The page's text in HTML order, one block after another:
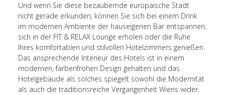
Und wenn Sie diese bezaubernde europäische Stadt
nicht gerade erkunden, können Sie sich bei einem Drink
im modernen Ambiente der hauseigenen Bar entspannen,
sich in der FIT & RELAX Lounge erholen oder die Ruhe
Ihres komfortablen und stilvollen Hotelzimmers genießen.
Das ansprechende Interieur des Hotels ist in einem
modernen, farbenfrohen Design gehalten und das
Hotelgebäude als solches spiegelt sowohl die Modernität
als auch die traditionsreiche Vergangenheit Wiens wider.